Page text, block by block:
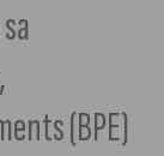
(BPE)